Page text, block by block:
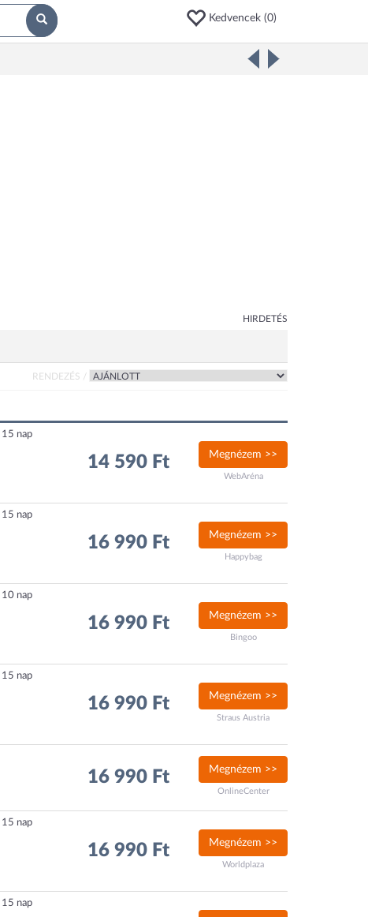
Kedvencek (0)
HIRDETÉS
RENDEZÉS /
nap
14 590 Ft Megnézem >>
WebAréna
nap
16 990 Ft Megnézem >>
Happybag
nap
16 990 Ft Megnézem >>
Bingoo
nap
16 990 Ft Megnézem >>
Straus Austria
16 990 Ft Megnézem >>
OnlineCenter
nap
16 990 Ft Megnézem >>
Worldplaza
nap